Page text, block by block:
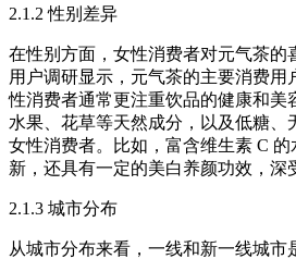
2.1.2 性别差异​
在性别方面，女性消费者对元气茶的
用户调研显示，元气茶的主要消费用
性消费者通常更注重饮品的健康和美
水果、花草等天然成分，以及低糖、
女性消费者。比如，富含维生素 C
新，还具有一定的美白养颜功效，深
2.1.3 城市分布​
从城市分布来看，一线和新一线城市